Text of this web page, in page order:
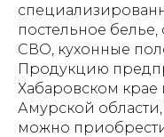
постельное
СВО, кухонные
Продукцию
Хабаровском крае
Амурской
можно